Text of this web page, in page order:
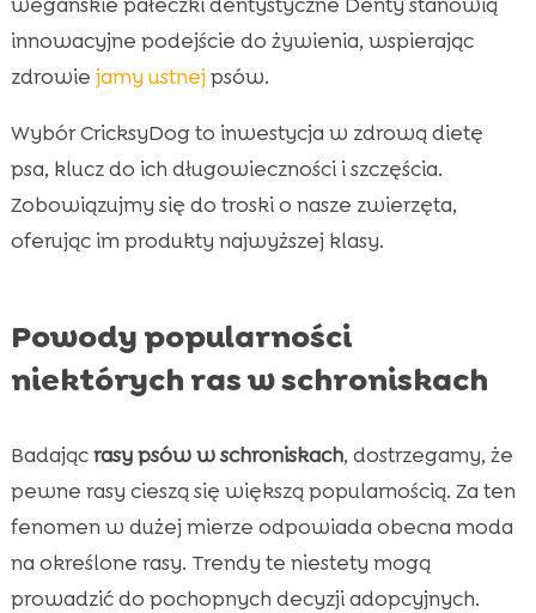
innowacyjne podejście do żywienia, wspierając
zdrowie jamy ustnej psów.
Wybór CricksyDog to inwestycja w zdrową dietę
psa, klucz do ich długowieczności i szczęścia.
Zobowiązujmy się do troski o nasze zwierzęta,
oferując im produkty najwyższej klasy.
Powody popularności
niektórych ras w schroniskach
Badającrasy psów w schroniskach, dostrzegamy, że
pewne rasy cieszą się większą popularnością. Za ten
fenomen w dużej mierze odpowiada obecna moda
na określone rasy. Trendy te niestety mogą
prowadzić do pochopnych decyzji adopcyjnych.